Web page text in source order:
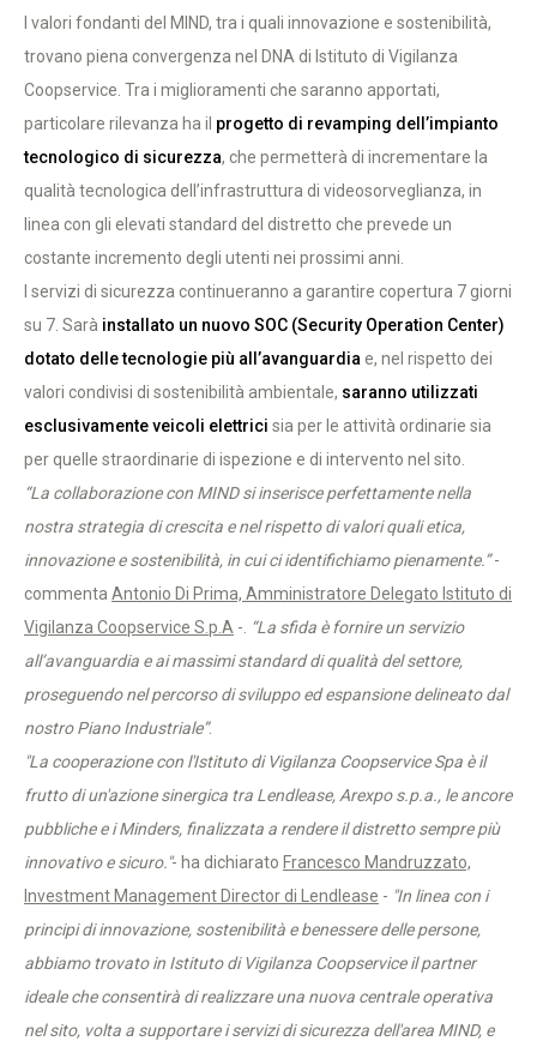
I valori fondanti del MIND, tra i quali innovazione e sostenibilità,
trovano piena convergenza nel DNA di Istituto di Vigilanza
Coopservice. Tra i miglioramenti che saranno apportati,
particolare rilevanza ha il progetto di revamping dell’impianto
tecnologico di sicurezza, che permetterà di incrementare la
qualità tecnologica dell’infrastruttura di videosorveglianza, in
linea con gli elevati standard del distretto che prevede un
costante incremento degli utenti nei prossimi anni.
I servizi di sicurezza continueranno a garantire copertura 7 giorni
su 7. Sarà installato un nuovo SOC (Security Operation Center)
dotato delle tecnologie più all’avanguardia e, nel rispetto dei
valori condivisi di sostenibilità ambientale, saranno utilizzati
esclusivamente veicoli elettrici sia per le attività ordinarie sia
per quelle straordinarie di ispezione e di intervento nel sito.
“La collaborazione con MIND si inserisce perfettamente nella
nostra strategia di crescita e nel rispetto di valori quali etica,
innovazione e sostenibilità, in cui ci identifichiamo pienamente.”-
commenta Antonio Di Prima, Amministratore Delegato Istituto di
Vigilanza Coopservice S.p.A -. “La sfida è fornire un servizio
all’avanguardia e ai massimi standard di qualità del settore,
proseguendo nel percorso di sviluppo ed espansione delineato dal
nostro Piano Industriale”.
"La cooperazione con l'Istituto di Vigilanza Coopservice Spa è il
frutto di un'azione sinergica tra Lendlease, Arexpo s.p.a., le ancore
pubbliche e i Minders, finalizzata a rendere il distretto sempre più
innovativo e sicuro."- ha dichiarato Francesco Mandruzzato,
Investment Management Director di Lendlease - "In linea con i
principi di innovazione, sostenibilità e benessere delle persone,
abbiamo trovato in Istituto di Vigilanza Coopservice il partner
ideale che consentirà di realizzare una nuova centrale operativa
nel sito, volta a supportare i servizi di sicurezza dell'area MIND, e